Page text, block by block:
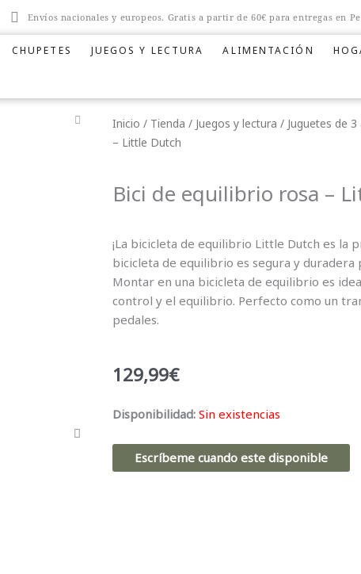
Envíos nacionales y europeos. Gratis a partir de 60€ para entregas en
CHUPETES JUEGOS Y LECTURA ALIMENTACIÓN
Inicio / Tienda / Juegos y lectura / Juguetes de
– Little Dutch
Bici de equilibrio rosa –
¡La bicicleta de equilibrio Little Dutch es la
bicicleta de equilibrio es segura y duradera
Montar en una bicicleta de equilibrio es
control y el equilibrio. Perfecto como un
pedales.
129,99€
Disponibilidad: Sin existencias
Escríbeme cuando este disponible